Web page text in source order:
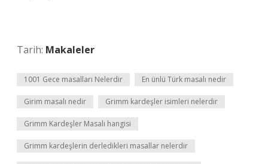
Tarih: Makaleler
1001 Gece masalları Nelerdir En ünlü Türk masalı nedir
Girim masalı nedir Grimm kardeşler isimleri nelerdir
Grimm Kardeşler Masalı hangisi
Grimm kardeşlerin derledikleri masallar nelerdir